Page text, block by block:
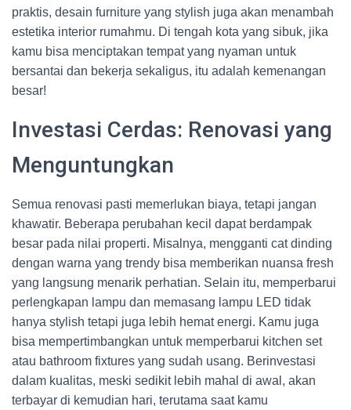
praktis, desain furniture yang stylish juga akan menambah
estetika interior rumahmu. Di tengah kota yang sibuk, jika
kamu bisa menciptakan tempat yang nyaman untuk
bersantai dan bekerja sekaligus, itu adalah kemenangan
besar!
Investasi Cerdas: Renovasi yang
Menguntungkan
Semua renovasi pasti memerlukan biaya, tetapi jangan
khawatir. Beberapa perubahan kecil dapat berdampak
besar pada nilai properti. Misalnya, mengganti cat dinding
dengan warna yang trendy bisa memberikan nuansa fresh
yang langsung menarik perhatian. Selain itu, memperbarui
perlengkapan lampu dan memasang lampu LED tidak
hanya stylish tetapi juga lebih hemat energi. Kamu juga
bisa mempertimbangkan untuk memperbarui kitchen set
atau bathroom fixtures yang sudah usang. Berinvestasi
dalam kualitas, meski sedikit lebih mahal di awal, akan
terbayar di kemudian hari, terutama saat kamu